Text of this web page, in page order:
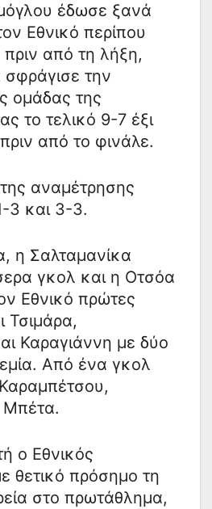
έδωσε ξανά
Εθνικό περίπου
από τη λήξη,
την
ομάδας της
το τελικό 9-7 έξι
από το φινάλε.
αναμέτρησης
3 και 3-3.
η Σαλταμανίκα
γκολ και η Οτσόα
Εθνικό πρώτες
Τσιμάρα,
Καραγιάννη με δύο
Από ένα γκολ
Μπέτα.
ο Εθνικός
θετικό πρόσημο τη
στο πρωτάθλημα,